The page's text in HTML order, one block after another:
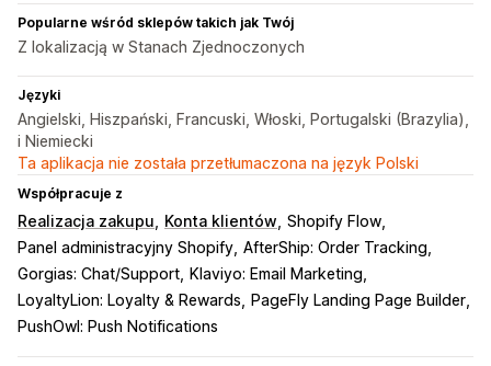
Popularne wśród sklepów takich jak Twój
Z lokalizacją w Stanach Zjednoczonych
Języki
Angielski, Hiszpański, Francuski, Włoski, Portugalski (Brazylia),
i Niemiecki
Ta aplikacja nie została przetłumaczona na język Polski
Współpracuje z
Realizacja zakupu Konta klientów Shopify Flow
Panel administracyjny Shopify AfterShip: Order Tracking
Gorgias: Chat/Support
Klaviyo: Email Marketing
LoyaltyLion: Loyalty & Rewards
PageFly Landing Page Builder
PushOwl: Push Notifications